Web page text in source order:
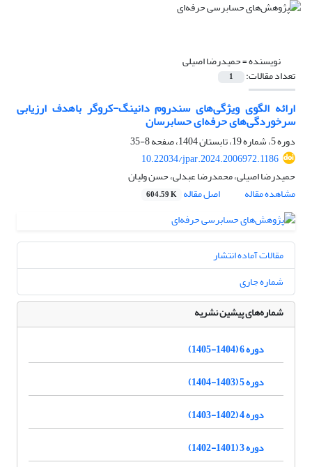
نویسنده =حمیدرضا اصیلی
تعداد مقالات: 1
ارائه الگوی ویژگی‌های سندروم دانینگ-کروگر باهدف ارزیابی
سرخوردگی‌های حرفه‌ای حسابرسان
دوره 5، شماره 19، تابستان 1404، صفحه
8-35
10.22034/jpar.2024.2006972.1186
حمیدرضا اصیلی، محمدرضا عبدلی، حسن ولیان
مشاهده مقاله
اصل مقاله 604.59 K
مقالات آماده انتشار
شماره جاری
شماره‌های پیشین نشریه
دوره 6 (1404-1405)
دوره 5 (1403-1404)
دوره 4 (1402-1403)
دوره 3 (1401-1402)